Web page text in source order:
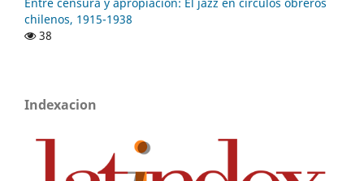
Entre censura y apropiación: El jazz en círculos obreros
chilenos, 1915-1938
38
Indexacion